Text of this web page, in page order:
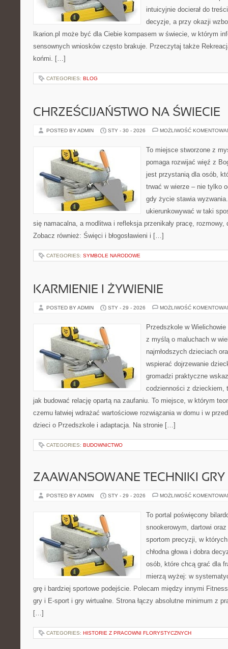
intuicyjnie docierał do
decyzje, a przy okazji
Ikarion.pl może być dla Ciebie kompasem w świecie, w którym
sensownych wniosków często brakuje. Przeczytaj także
końmi. […]
CATEGORIES: BLOG
CHRZEŚCIJAŃSTWO NA ŚWIECIE
POSTED BY ADMIN STY - 30 - 2026 MOŻLIWOŚĆ
To miejsce stworzone z
pomaga rozwijać więź z
jest przystanią dla osób,
trwać w wierze – nie tylko
gdy życie stawia
ukierunkowywać w taki
się namacalna, a modlitwa i refleksja przenikały pracę,
Zobacz również: Święci i błogosławieni i […]
CATEGORIES: SYMBOLE NARODOWE
KARMIENIE I ŻYWIENIE
POSTED BY ADMIN STY - 29 - 2026 MOŻLIWOŚĆ
Przedszkole w
z myślą o maluchach w
najmłodszych dzieciach
wspierać dojrzewanie
gromadzi praktyczne
codzienności z dzieckiem,
jak budować relację opartą na zaufaniu. To miejsce, w którym
czemu łatwiej wdrażać wartościowe rozwiązania w domu i w
dzieci o Przedszkole i adaptacja. Na stronie […]
CATEGORIES: BUDOWNICTWO
ZAAWANSOWANE TECHNIKI GRY
POSTED BY ADMIN STY - 29 - 2026 MOŻLIWOŚĆ
To portal poświęcony
snookerowym, dartowi
sportom precyzji, w
chłodna głowa i dobra
osób, które chcą grać dla
mierzą wyżej: w
grę i bardziej sportowe podejście. Polecam między innymi
gry i E-sport i gry wirtualne. Strona łączy absolutne minimum z
[…]
CATEGORIES: HISTORIE Z PRACOWNI FLORYSTYCZNYCH